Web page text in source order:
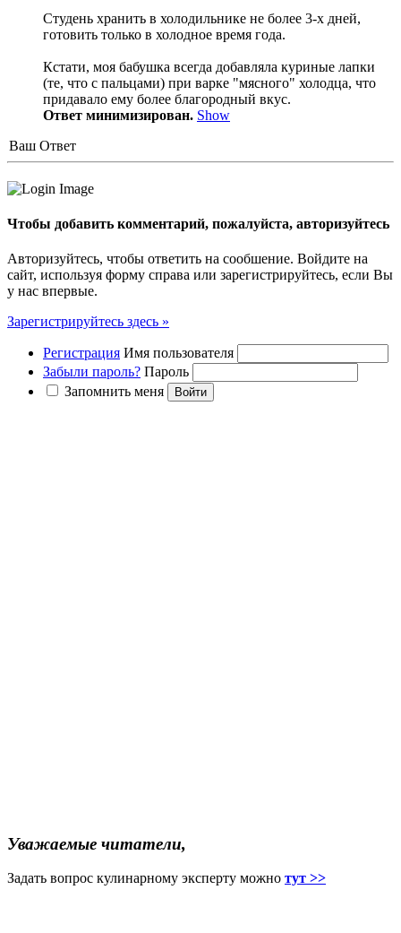
Студень хранить в холодильнике не более 3-х дней,
готовить только в холодное время года.
Кстати, моя бабушка всегда добавляла куриные лапки
(те, что с пальцами) при варке "мясного" холодца, что
придавало ему более благородный вкус.
Ответ минимизирован. Show
Ваш Ответ
Чтобы добавить комментарий, пожалуйста, авторизуйтесь
Авторизуйтесь, чтобы ответить на сообшение. Войдите на
сайт, используя форму справа или зарегистрируйтесь, если Вы
у нас впервые.
Зарегистрируйтесь здесь »
Регистрация Имя пользователя
Забыли пароль? Пароль
Запомнить меня
Уважаемые читатели,
Задать вопрос кулинарному эксперту можно тут >>